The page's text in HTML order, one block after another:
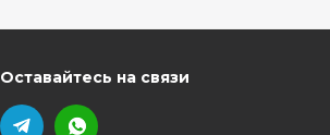
Оставайтесь на связи